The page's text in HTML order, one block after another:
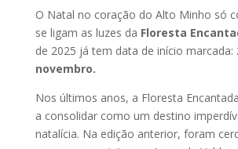
O Natal no coração do Alto Minho só
se ligam as luzes da Floresta
de 2025 já tem data de início marcada:
novembro.
Nos últimos anos, a Floresta
a consolidar como um destino
natalícia. Na edição anterior, foram